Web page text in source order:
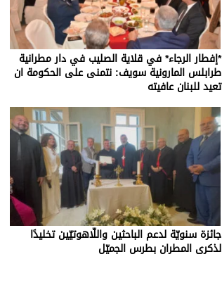
*إفطار الرجاء* في قلاية الصليب في دار مطرانية
طرابلس المارونية سويف: نتمنى على الحكومة ان
تعيد للبنان عافيته
جائزة سنويّة لدعم الباحثين واللّاهوتيّين تخليدًا
لذكرى المطران بطرس الجميّل